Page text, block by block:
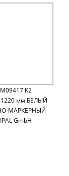
K2
мм БЕЛЫЙ
МАРКЕРНЫЙ
GmbH